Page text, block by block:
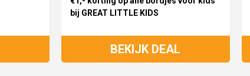
bij GREAT LITTLE KIDS
BEKIJK DEAL